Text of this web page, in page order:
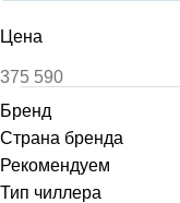
Цена
Бренд
Страна бренда
Рекомендуем
Тип чиллера